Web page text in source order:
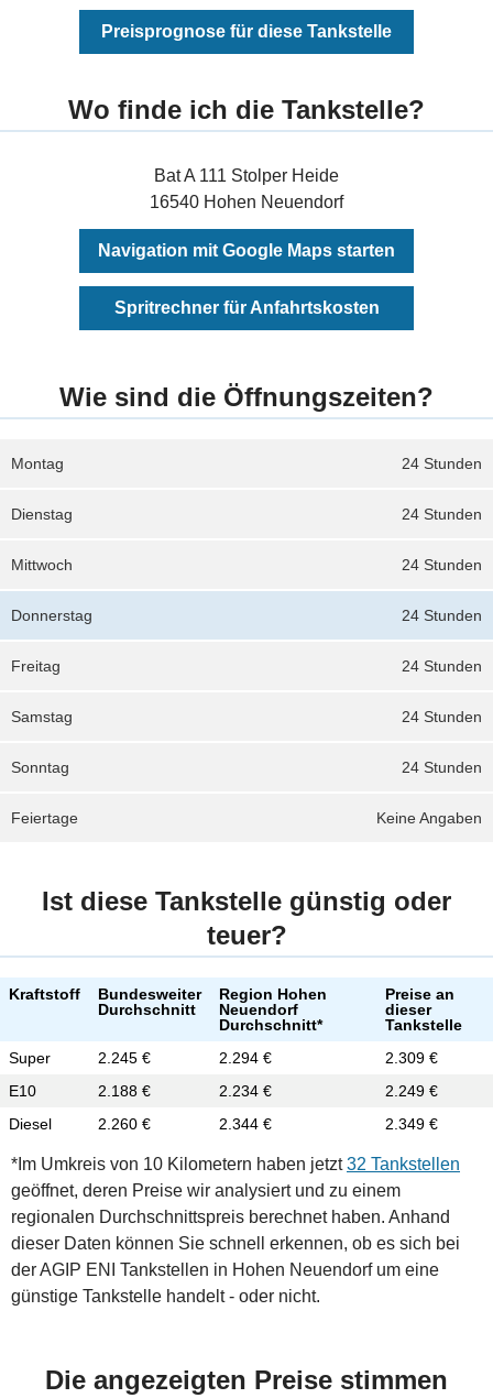
Preisprognose für diese Tankstelle
Wo finde ich die Tankstelle?
Bat A 111 Stolper Heide
16540 Hohen Neuendorf
Navigation mit Google Maps starten
Spritrechner für Anfahrtskosten
Wie sind die Öffnungszeiten?
24 Stunden
Montag
24 Stunden
Dienstag
24 Stunden
Mittwoch
24 Stunden
Donnerstag
24 Stunden
Freitag
24 Stunden
Samstag
24 Stunden
Sonntag
Keine Angaben
Feiertage
Ist diese Tankstelle günstig oder
teuer?
Kraftstoff
Bundesweiter
Durchschnitt
Region Hohen
Neuendorf
Durchschnitt*
Preise an
dieser
Tankstelle
Super
2.245 € 2.294 €
2.309 €
E10
2.188 € 2.234 €
2.249 €
Diesel
2.260 € 2.344 € 2.349 €
*Im Umkreis von 10 Kilometern haben jetzt32 Tankstellen
geöffnet, deren Preise wir analysiert und zu einem
regionalen Durchschnittspreis berechnet haben. Anhand
dieser Daten können Sie schnell erkennen, ob es sich bei
der AGIP ENI Tankstellen in Hohen Neuendorf um eine
günstige Tankstelle handelt - oder nicht.
Die angezeigten Preise stimmen